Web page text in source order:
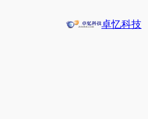
卓忆科技